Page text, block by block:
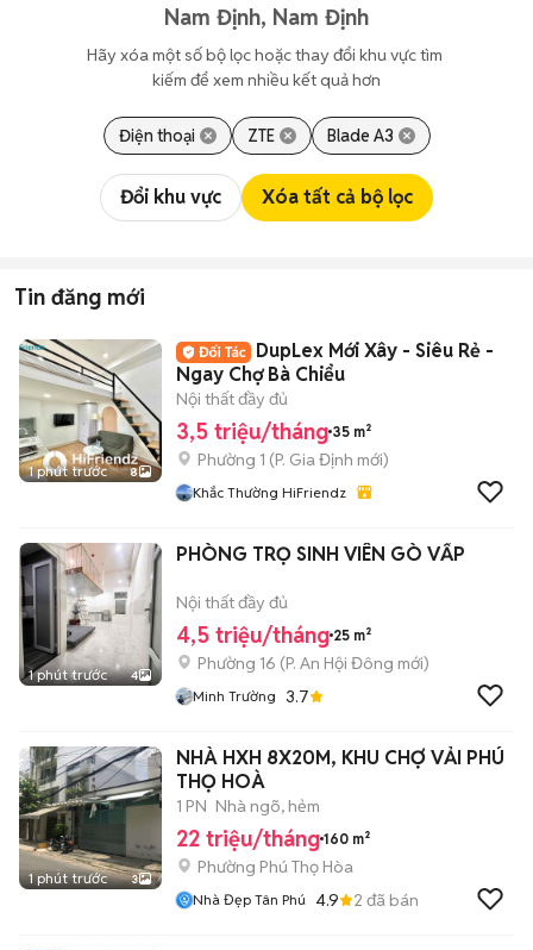
Nam Định, Nam Định
Hãy xóa một số bộ lọc hoặc thay đổi khu vực tìm
kiếm để xem nhiều kết quả hơn
Điện thoại ZTE Blade A3
Đổi khu vực Xóa tất cả bộ lọc
Tin đăng mới
1 phút trước 8
DupLex Mới Xây - Siêu Rẻ -
Ngay Chợ Bà Chiểu
Nội thất đầy đủ
3,5 triệu/tháng 35 m²
Phường 1 (P. Gia Định mới)
Khắc Thường HiFriendz
1 phút trước 4
PHÒNG TRỌ SINH VIÊN GÒ VẤP
Nội thất đầy đủ
4,5 triệu/tháng 25 m²
Phường 16 (P. An Hội Đông mới)
Minh Trường 3.7
1 phút trước 3
NHÀ HXH 8X20M, KHU CHỢ VẢI PHÚ
THỌ HOÀ
1 PN Nhà ngõ, hẻm
22 triệu/tháng 160 m²
Phường Phú Thọ Hòa
Nhà Đẹp Tân Phú 4.9 2 đã bán